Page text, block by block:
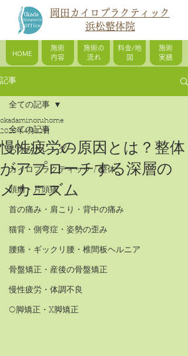
HOME
施術
内容
施術の
流れ
料金/地
図
施術
実績
岡田カイロプラクティック
浜松整体院
記事
全ての記事
お休みカレンダー
カイロプラクティック / 整体
頭痛・片頭痛
首の痛み・肩こり・背中の痛み
猫背・側弯症・姿勢の歪み
腰痛・ギックリ腰・椎間板ヘルニア
骨盤矯正・産後の骨盤矯正
慢性疲労・体調不良
O脚矯正・X脚矯正
全ての記事
慢性疲労の原因とは？整体
がアプローチする深層の
メカニズム
okadaminoruhome
2025年4月22日